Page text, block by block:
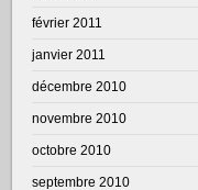
février 2011
janvier 2011
décembre 2010
novembre 2010
octobre 2010
septembre 2010